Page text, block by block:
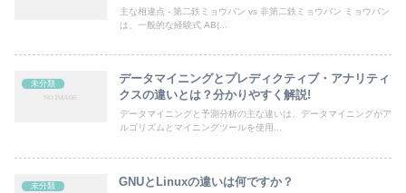
主な相違点 - 第二鉄ミョウバン vs 非第二鉄ミョウバン ミョウバン
は、一般的な経験式 AB(...
未分類
データマイニングとプレディクティブ・アナリティ
クスの違いとは？分かりやすく解説!
データマイニングと予測分析の主な違いは、データマイニングがア
ルゴリズムとマイニングツールを使用...
未分類 GNUとLinuxの違いは何ですか？